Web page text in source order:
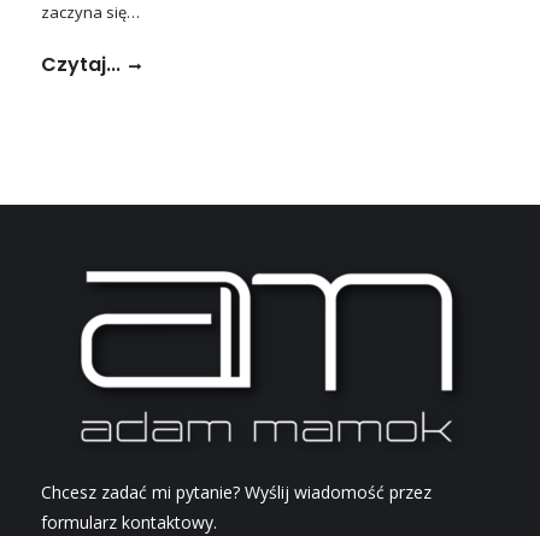
zaczyna się…
Czytaj...
Chcesz zadać mi pytanie? Wyślij wiadomość przez
formularz kontaktowy.